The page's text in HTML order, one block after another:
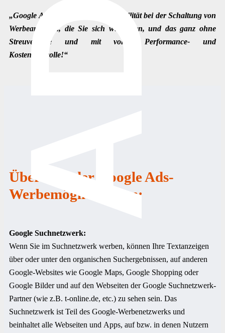
„Google Ads bietet Ihnen die Flexibilität bei der Schaltung von
Werbeanzeigen, die Sie sich wünschen, und das ganz ohne
Streuverluste und mit voller Performance- und
Kostenkontrolle!“
Übersicht der Google Ads-
Werbemöglichkeiten:
Google Suchnetzwerk:
Wenn Sie im Suchnetzwerk werben, können Ihre Textanzeigen
über oder unter den organischen Suchergebnissen, auf anderen
Google-Websites wie Google Maps, Google Shopping oder
Google Bilder und auf den Webseiten der Google Suchnetzwerk-
Partner (wie z.B. t-online.de, etc.) zu sehen sein. Das
Suchnetzwerk ist Teil des Google-Werbenetzwerks und
beinhaltet alle Webseiten und Apps, auf bzw. in denen Nutzern